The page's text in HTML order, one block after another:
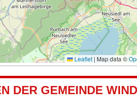
Leaflet | Map data ©
DER GEMEINDE